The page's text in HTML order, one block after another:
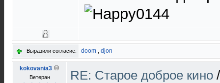
Выразили согласие: doom , djon
kokovania3
Ветеран RE: Старое доброе кино